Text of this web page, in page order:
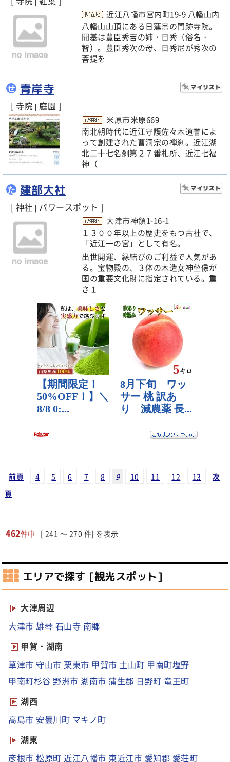
近江八幡市宮内町19-9 八幡山内
八幡山山頂にある日蓮宗の門跡寺院。
開基は豊臣秀吉の姉・日秀（俗名・
智）。豊臣秀次の母、日秀尼が秀次の
菩提を
せ 青岸寺
[ 寺院 庭園 ]
米原市米原669
南北朝時代に近江守護佐々木道誉によ
って創建された曹洞宗の禅刹。近江湖
北二十七名刹第２７番札所、近江七福
神（
た 建部大社
[ 神社 パワースポット ]
大津市神領1-16-1
１３００年以上の歴史をもつ古社で、
「近江一の宮」として有名。
出世開運、縁結びのご利益で人気があ
る。宝物殿の、３体の木造女神坐像が
国の重要文化財に指定されている。重
さ１
前頁 4 5 6 7 8 9 10 11 12 13
次
頁
462件中 [ 241 ～ 270 件] を表示
エリアで探す [観光スポット]
大津周辺
大津市 雄琴 石山寺 南郷
甲賀・湖南
草津市 守山市 栗東市 甲賀市 土山町 甲南町塩野
甲南町杉谷 野洲市 湖南市 蒲生郡 日野町 竜王町
湖西
高島市 安曇川町 マキノ町
湖東
彦根市 松原町 近江八幡市 東近江市 愛知郡 愛荘町